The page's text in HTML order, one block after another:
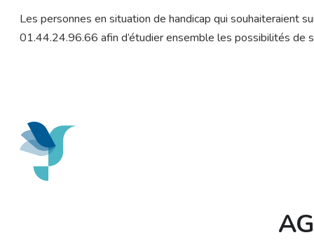
Les personnes en situation de handicap qui souhaiteraient
01.44.24.96.66 afin d’étudier ensemble les possibilités de